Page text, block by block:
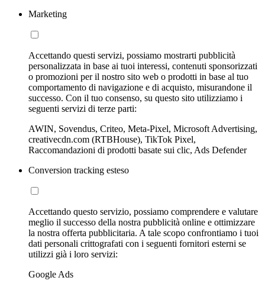
Marketing
Accettando questi servizi, possiamo mostrarti pubblicità
personalizzata in base ai tuoi interessi, contenuti sponsorizzati
o promozioni per il nostro sito web o prodotti in base al tuo
comportamento di navigazione e di acquisto, misurandone il
successo. Con il tuo consenso, su questo sito utilizziamo i
seguenti servizi di terze parti:
AWIN, Sovendus, Criteo, Meta-Pixel, Microsoft Advertising,
creativecdn.com (RTBHouse), TikTok Pixel,
Raccomandazioni di prodotti basate sui clic, Ads Defender
Conversion tracking esteso
Accettando questo servizio, possiamo comprendere e valutare
meglio il successo della nostra pubblicità online e ottimizzare
la nostra offerta pubblicitaria. A tale scopo confrontiamo i tuoi
dati personali crittografati con i seguenti fornitori esterni se
utilizzi già i loro servizi:
Google Ads